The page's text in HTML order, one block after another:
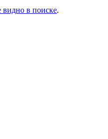
видно в поиске.